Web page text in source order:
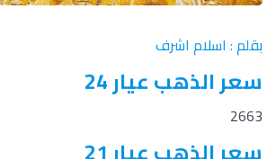
بقلم : اسلام اشرف
سعر الذهب عيار 24
2663